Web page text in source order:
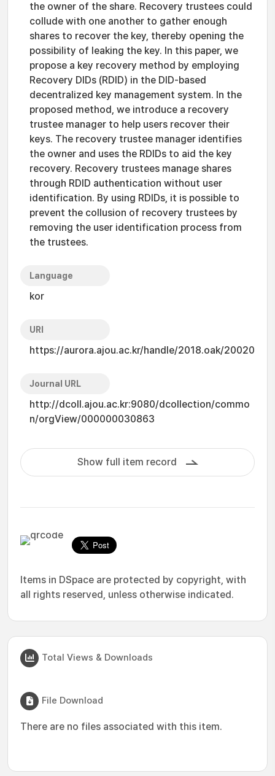
the owner of the share. Recovery trustees could
collude with one another to gather enough
shares to recover the key, thereby opening the
possibility of leaking the key. In this paper, we
propose a key recovery method by employing
Recovery DIDs (RDID) in the DID-based
decentralized key management system. In the
proposed method, we introduce a recovery
trustee manager to help users recover their
keys. The recovery trustee manager identifies
the owner and uses the RDIDs to aid the key
recovery. Recovery trustees manage shares
through RDID authentication without user
identification. By using RDIDs, it is possible to
prevent the collusion of recovery trustees by
removing the user identification process from
the trustees.
Language
kor
URI
https://aurora.ajou.ac.kr/handle/2018.oak/20020
Journal URL
http://dcoll.ajou.ac.kr:9080/dcollection/commo
n/orgView/000000030863
Show full item record
Items in DSpace are protected by copyright, with
all rights reserved, unless otherwise indicated.
Total Views & Downloads
File Download
There are no files associated with this item.